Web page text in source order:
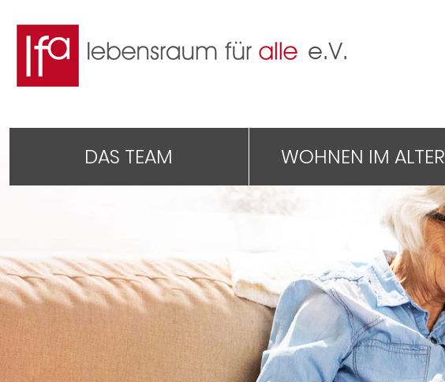
DAS TEAM WOHNEN IM ALTER